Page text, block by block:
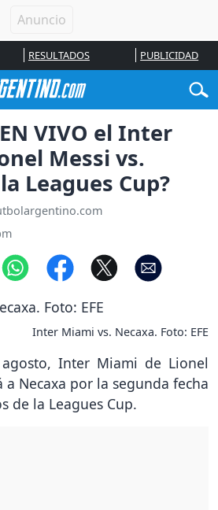
RESULTADOS PUBLICIDAD
VIVO el Inter
Messi vs.
Leagues Cup?
Inter Miami vs. Necaxa. Foto: EFE
Inter Miami de Lionel
a Necaxa por la segunda fecha
de la Leagues Cup.